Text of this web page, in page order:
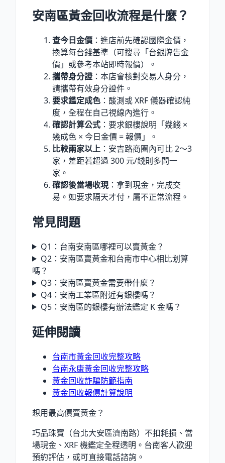
安南區黃金回收流程是什麼？
查今日金價 ：進店前先確認國際金價，
換算每台錢基準（可搜尋「台銀牌告金
價」或參考本站即時報價）。
攜帶身分證 ：本店會核對交易人身分，
請攜帶有效身分證件。
要求鑑定成色 ：酸測或 XRF 儀器確認純
度，全程在自己視線內進行。
確認計算公式 ：要求銀樓說明「幾錢 ×
幾成色 × 今日金價 = 報價」。
比較兩家以上 ：安吉路商圈內可比 2〜3
家，差距若超過 300 元/錢則多問一
家。
確認後當場收現：拿到現金，完成交
易。如要求隔天才付，屬不正常流程。
常見問題
Q1：台南安南區哪裡可以賣黃金？
Q2：安南區賣黃金和台南市中心相比划算
嗎？
Q3：安南區賣黃金需要帶什麼？
Q4：安南工業區附近有銀樓嗎？
Q5：安南區的銀樓有辦法鑑定 K 金嗎？
延伸閱讀
台南市黃金回收完整攻略
台南永康黃金回收完整攻略
黃金回收詐騙防範指南
黃金回收報價計算說明
想用最高價賣黃金？
巧品珠寶（台北大安區濟南路）不扣耗損、當
場現金、XRF 機鑑定全程透明。台南客人歡迎
預約評估，或可直接電話諮詢。